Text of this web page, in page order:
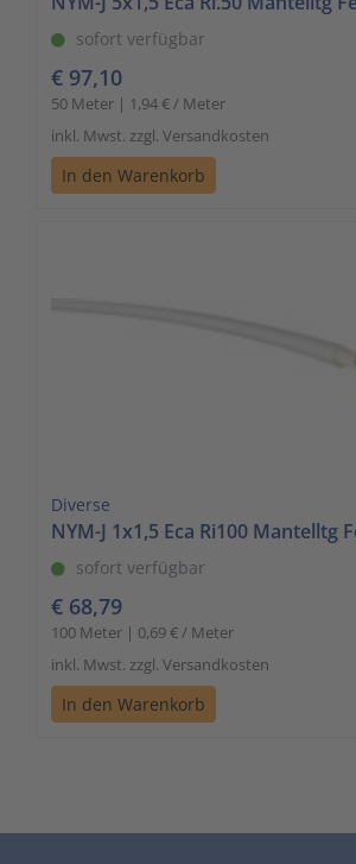
sofort verfügbar
€ 97,10
50 Meter | 1,94 € / Meter
inkl. Mwst. zzgl. Versandkosten
In den Warenkorb
Diverse
NYM-J 1x1,5 Eca Ri100 Mantelltg
sofort verfügbar
€ 68,79
100 Meter | 0,69 € / Meter
inkl. Mwst. zzgl. Versandkosten
In den Warenkorb